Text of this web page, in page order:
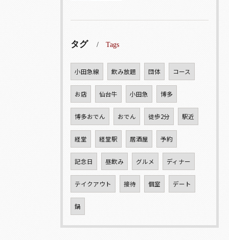
タグ Tags
小田急線 飲み放題 団体 コース
お店 仙台牛 小田急 博多
博多おでん おでん 徒歩2分 駅近
経堂 経堂駅 居酒屋 予約
記念日 昼飲み グルメ ディナー
テイクアウト 接待 個室 デート
鍋